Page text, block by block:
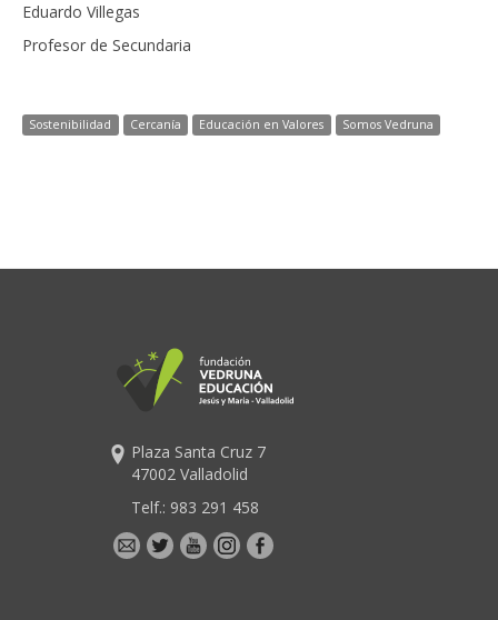
Eduardo Villegas
Profesor de Secundaria
Sostenibilidad Cercanía Educación en Valores Somos Vedruna
Plaza Santa Cruz 7
47002 Valladolid
Telf.: 983 291 458